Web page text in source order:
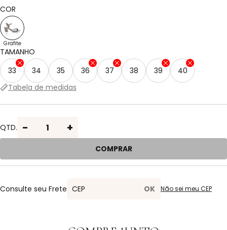
2x de R$ 249,95 sem juros
3x de R$ 166,63 sem juros
1x de R$ 499,90 sem juros
PIX
1x de R$ 499,90 sem juros
COR
Grafite
TAMANHO
33
34 35 36 37 38 39
40
Tabela de medidas
QTD. - +
COMPRAR
Consulte seu Frete Não sei meu CEP